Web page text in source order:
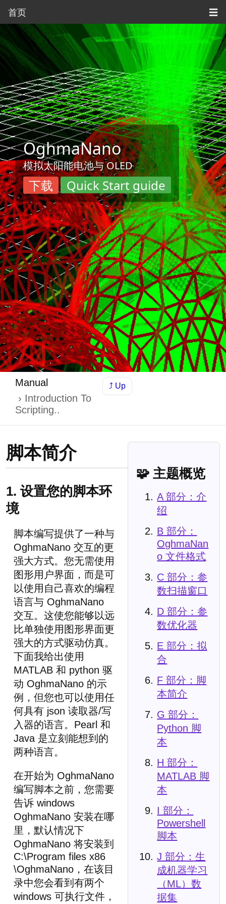
首页 ☰
OghmaNano
模拟太阳能电池与 OLED
下载 Quick Start guide
Manual
Introduction To
Scripting..
⤴ Up
🧩 主题概览
A 部分：介
绍
B 部分：
OghmaNan
o 文件格式
C 部分：参
数扫描窗口
D 部分：参
数优化器
E 部分：拟
合
F 部分：脚
本简介
G 部分：
Python 脚
本
H 部分：
MATLAB 脚
本
I 部分：
Powershell
脚本
J 部分：生
成机器学习
（ML）数
据集
脚本简介
1. 设置您的脚本环
境
脚本编写提供了一种与
OghmaNano 交互的更
强大方式。您无需使用
图形用户界面，而是可
以使用自己喜欢的编程
语言与 OghmaNano
交互。这使您能够以远
比单独使用图形界面更
强大的方式驱动仿真。
下面我给出使用
MATLAB 和 python 驱
动 OghmaNano 的示
例，但您也可以使用任
何具有 json 读取器/写
入器的语言。Pearl 和
Java 是立刻能想到的
两种语言。
在开始为 OghmaNano
编写脚本之前，您需要
告诉 windows
OghmaNano 安装在哪
里，默认情况下
OghmaNano 将安装到
C:\Program files x86
\OghmaNano，在该目
录中您会看到有两个
windows 可执行文件，